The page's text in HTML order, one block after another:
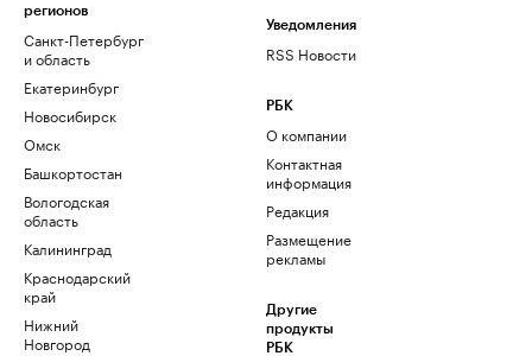
регионов
Санкт-Петербург
и область
Екатеринбург
Новосибирск
Омск
Башкортостан
Вологодская
область
Калининград
Краснодарский
край
Нижний
Новгород
Уведомления
RSS Новости
РБК
О компании
Контактная
информация
Редакция
Размещение
рекламы
Другие
продукты
РБК